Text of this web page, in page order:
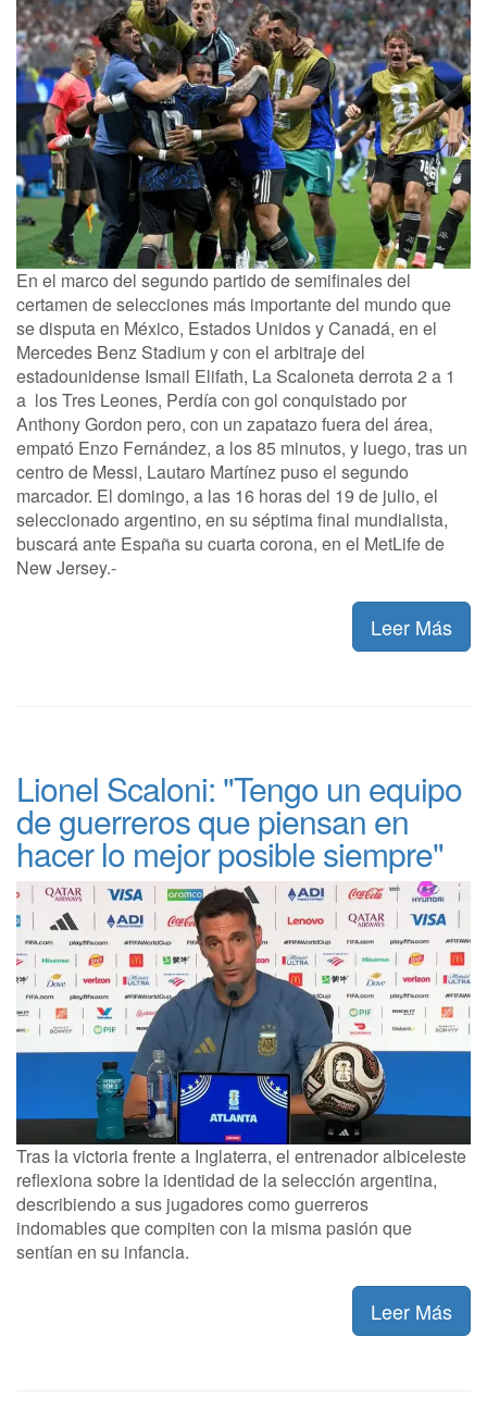
En el marco del segundo partido de semifinales del
certamen de selecciones más importante del mundo que
se disputa en México, Estados Unidos y Canadá, en el
Mercedes Benz Stadium y con el arbitraje del
estadounidense Ismail Elifath, La Scaloneta derrota 2 a 1
a los Tres Leones, Perdía con gol conquistado por
Anthony Gordon pero, con un zapatazo fuera del área,
empató Enzo Fernández, a los 85 minutos, y luego, tras un
centro de Messi, Lautaro Martínez puso el segundo
marcador. El domingo, a las 16 horas del 19 de julio, el
seleccionado argentino, en su séptima final mundialista,
buscará ante España su cuarta corona, en el MetLife de
New Jersey.-
Leer Más
Lionel Scaloni: "Tengo un equipo
de guerreros que piensan en
hacer lo mejor posible siempre"
Tras la victoria frente a Inglaterra, el entrenador albiceleste
reflexiona sobre la identidad de la selección argentina,
describiendo a sus jugadores como guerreros
indomables que compiten con la misma pasión que
sentían en su infancia.
Leer Más